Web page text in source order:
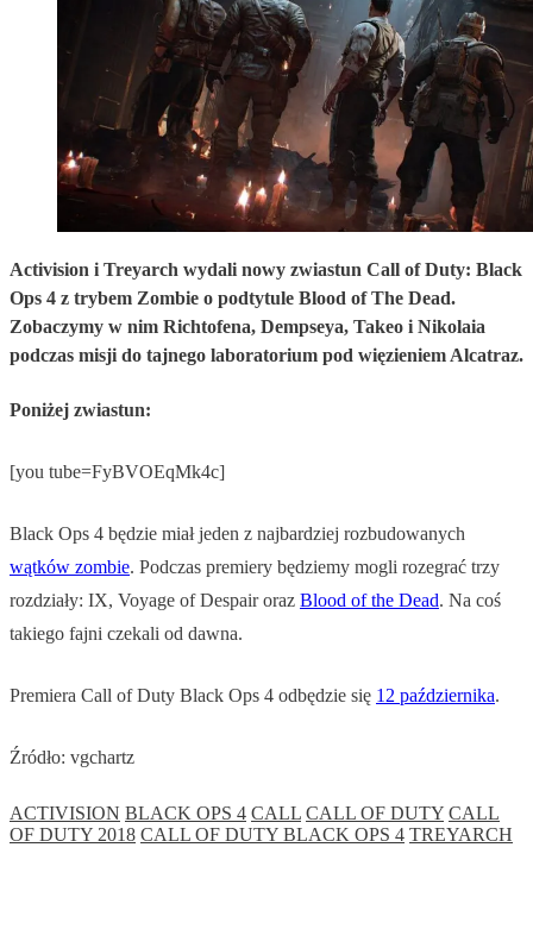
Activision i Treyarch wydali nowy zwiastun Call of Duty: Black
Ops 4 z trybem Zombie o podtytule Blood of The Dead.
Zobaczymy w nim Richtofena, Dempseya, Takeo i Nikolaia
podczas misji do tajnego laboratorium pod więzieniem Alcatraz.
Poniżej zwiastun:
[you tube=FyBVOEqMk4c]
Black Ops 4 będzie miał jeden z najbardziej rozbudowanych
wątków zombie. Podczas premiery będziemy mogli rozegrać trzy
rozdziały: IX, Voyage of Despair oraz Blood of the Dead. Na coś
takiego fajni czekali od dawna.
Premiera Call of Duty Black Ops 4 odbędzie się 12 października.
Źródło: vgchartz
ACTIVISION BLACK OPS 4 CALL CALL OF DUTY CALL
OF DUTY 2018 CALL OF DUTY BLACK OPS 4 TREYARCH